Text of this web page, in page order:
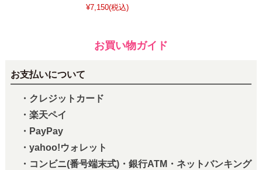
¥7,150(税込)
お買い物ガイド
お支払いについて
・クレジットカード
・楽天ペイ
・PayPay
・yahoo!ウォレット
・コンビニ(番号端末式)・銀行ATM・ネットバンキング